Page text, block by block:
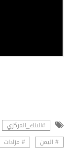
#البنك_المركزي
# اليمن
# مزادات